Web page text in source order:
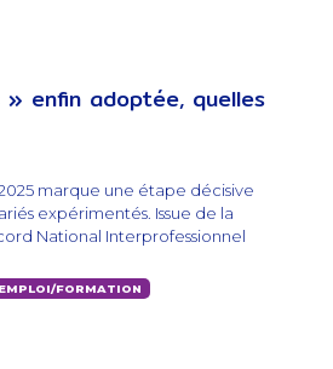
enfin adoptée, quelles
marque une étape décisive
expérimentés. Issue de la
National Interprofessionnel
EMPLOI/FORMATION